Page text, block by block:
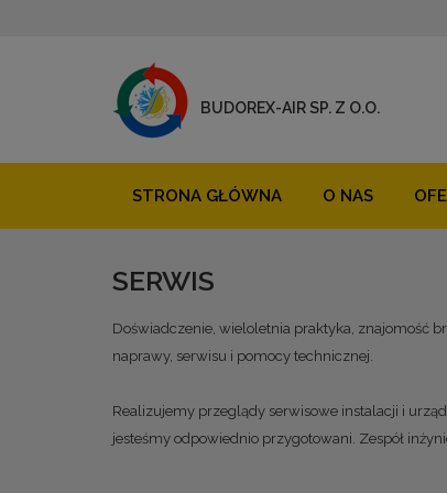
BUDOREX-AIR SP. Z O.O.
STRONA GŁÓWNA O NAS
SERWIS
Doświadczenie, wieloletnia praktyka, znajomość
naprawy, serwisu i pomocy technicznej.
Realizujemy przeglądy serwisowe instalacji i
jesteśmy odpowiednio przygotowani. Zespół